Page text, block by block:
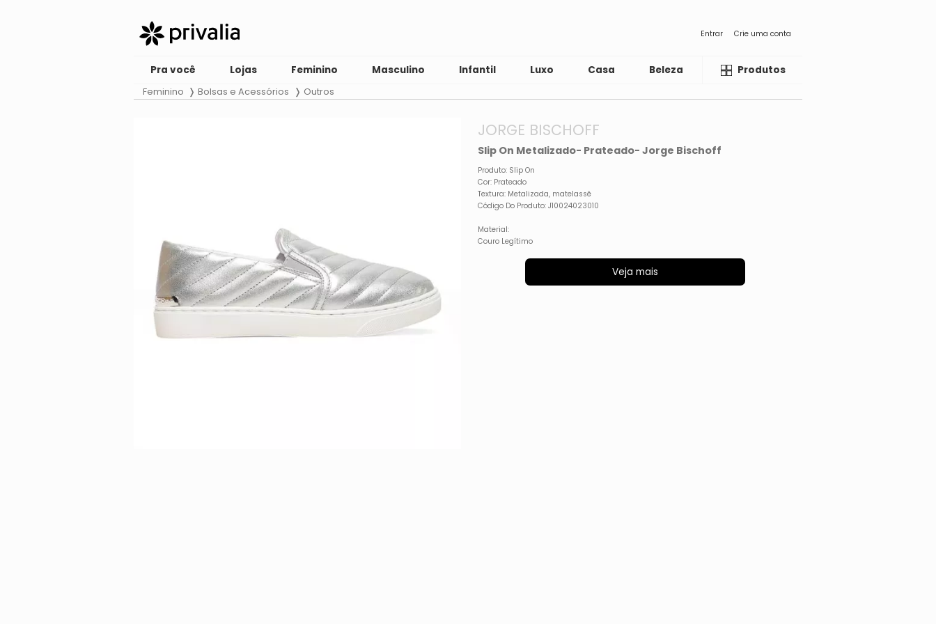
Entrar Crie uma conta
Pra você Lojas Feminino Masculino Infantil Luxo Casa Beleza LiquidaProdutos
Feminino Bolsas e Acessórios Outros
JORGE BISCHOFF
Slip On Metalizado- Prateado- Jorge Bischoff
Produto: Slip On
Cor: Prateado
Textura: Metalizada, matelassê
Código Do Produto: J10024023010
Material:
Couro Legítimo
Veja mais